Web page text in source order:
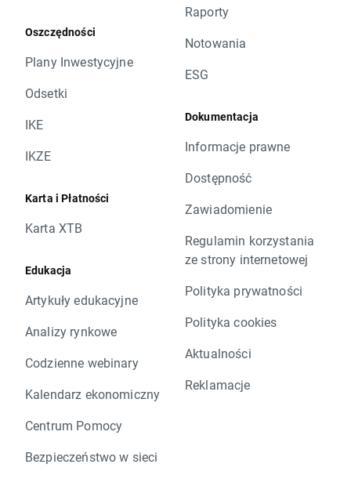
Oszczędności
Plany Inwestycyjne
Odsetki
IKE
IKZE
Karta i Płatności
Karta XTB
Edukacja
Artykuły edukacyjne
Analizy rynkowe
Codzienne webinary
Kalendarz ekonomiczny
Centrum Pomocy
Bezpieczeństwo w sieci
Raporty
Notowania
ESG
Dokumentacja
Informacje prawne
Dostępność
Zawiadomienie
Regulamin korzystania
ze strony internetowej
Polityka prywatności
Polityka cookies
Aktualności
Reklamacje